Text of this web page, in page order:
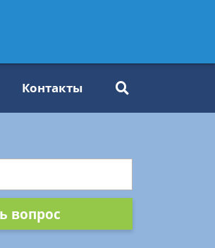
Контакты
вопрос